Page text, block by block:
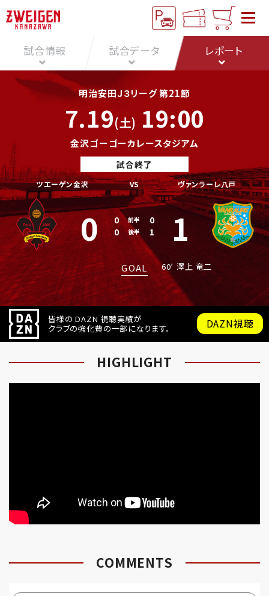
試合情報 試合データ レポート
明治安田Ｊ３リーグ 第21節
7.19(土) 19:00
金沢ゴーゴーカレースタジアム
試合終了
ツエーゲン金沢 VS ヴァンラーレ八戸
0 0 前半
0
0
後半 1 1
GOAL 60’ 澤上 竜二
皆様の DAZN 視聴実績が
クラブの強化費の一部になります。
DAZN視聴
HIGHLIGHT
COMMENTS